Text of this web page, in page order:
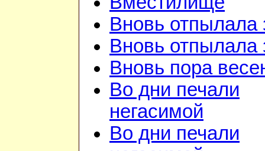
Вновь отпылала
Вновь отпылала
Вновь пора
Во дни печали
негасимой
Во дни печали